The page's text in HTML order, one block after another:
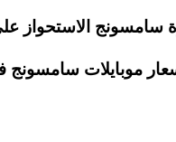
سامسونج الاستحواز